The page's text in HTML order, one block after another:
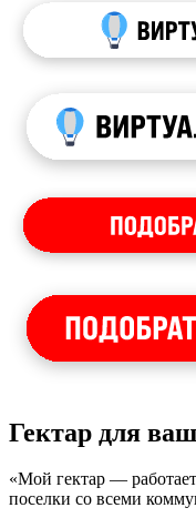
Гектар для
«Мой гектар —
поселки со всеми